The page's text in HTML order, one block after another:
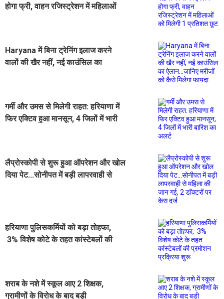
होगा फ्री, वाहन रजिस्ट्रेशन में महिलाओं
Haryana में बिना ट्रेनिंग इलाज करने
वालों की खैर नहीं, नई काउंसिल का
गर्मी और उमस से मिलेगी राहत: हरियाणा में
फिर एक्टिव हुआ मानसून, 4 जिलों में भारी
लैप्रोस्कोपी से शुरू हुआ ऑपरेशन और खोल
दिया पेट...सोनीपत में बड़ी लापरवाही से
हरियाणा पुलिसकर्मियों को बड़ा तोहफा,
3% विशेष कोटे के तहत कांस्टेबलों की
शराब के नशे में स्कूल आए 2 शिक्षक,
ग्रामीणों के विरोध के बाद बड़ी